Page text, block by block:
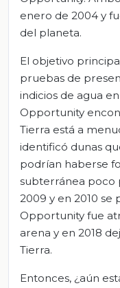
enero de 2004 y
del planeta.
El objetivo
pruebas de
indicios de agua
Opportunity
Tierra está a
identificó dunas
podrían haberse
subterránea poco
2009 y en 2010
Opportunity fue
arena y en 2018
Tierra.
Entonces, ¿aún